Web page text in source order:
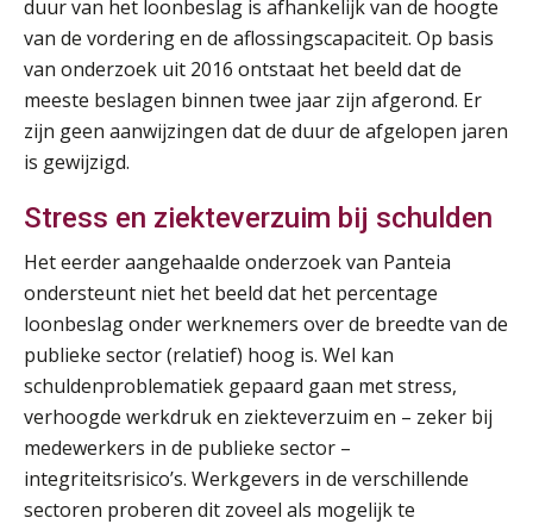
duur van het loonbeslag is afhankelijk van de hoogte
van de vordering en de aflossingscapaciteit. Op basis
van onderzoek uit 2016 ontstaat het beeld dat de
meeste beslagen binnen twee jaar zijn afgerond. Er
zijn geen aanwijzingen dat de duur de afgelopen jaren
is gewijzigd.
Stress en ziekteverzuim bij schulden
Het eerder aangehaalde onderzoek van Panteia
ondersteunt niet het beeld dat het percentage
loonbeslag onder werknemers over de breedte van de
publieke sector (relatief) hoog is. Wel kan
schuldenproblematiek gepaard gaan met stress,
verhoogde werkdruk en ziekteverzuim en – zeker bij
medewerkers in de publieke sector –
integriteitsrisico’s. Werkgevers in de verschillende
sectoren proberen dit zoveel als mogelijk te